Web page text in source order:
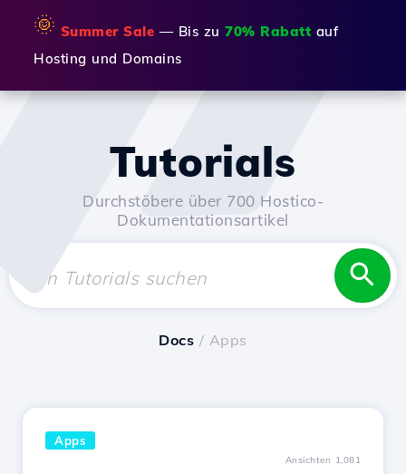
🌞 Summer Sale — Bis zu 70% Rabatt auf
Hosting und Domains
Tutorials
Durchstöbere über 700 Hostico-
Dokumentationsartikel
Docs / Apps
Apps
Ansichten 1,081